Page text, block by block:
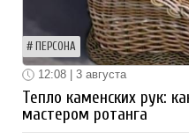
ПЕРСОНА
12:08 | 3 августа
Тепло каменских рук:
мастером ротанга